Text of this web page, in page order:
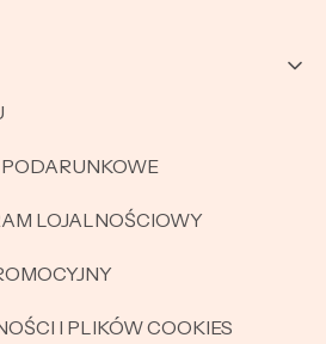
LOJALNOŚCIOWY
I PLIKÓW COOKIES